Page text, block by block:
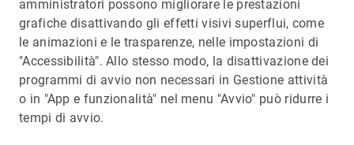
amministratori possono migliorare le prestazioni
grafiche disattivando gli effetti visivi superflui, come
le animazioni e le trasparenze, nelle impostazioni di
"Accessibilità". Allo stesso modo, la disattivazione dei
programmi di avvio non necessari in Gestione attività
o in "App e funzionalità" nel menu "Avvio" può ridurre i
tempi di avvio.